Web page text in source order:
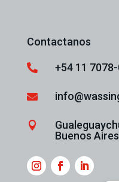
Contactanos
 +54 11


Buenos